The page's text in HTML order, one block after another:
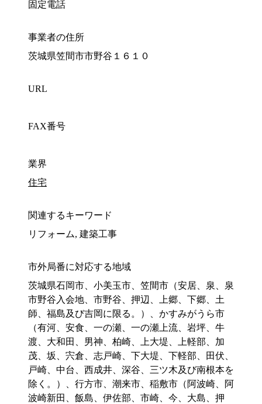
固定電話
事業者の住所
茨城県笠間市市野谷１６１０
URL
FAX番号
業界
住宅
関連するキーワード
リフォーム, 建築工事
市外局番に対応する地域
茨城県石岡市、小美玉市、笠間市（安居、泉、泉
市野谷入会地、市野谷、押辺、上郷、下郷、土
師、福島及び吉岡に限る。）、かすみがうら市
（有河、安食、一の瀬、一の瀬上流、岩坪、牛
渡、大和田、男神、柏崎、上大堤、上軽部、加
茂、坂、宍倉、志戸崎、下大堤、下軽部、田伏、
戸崎、中台、西成井、深谷、三ツ木及び南根本を
除く。）、行方市、潮来市、稲敷市（阿波崎、阿
波崎新田、飯島、伊佐部、市崎、今、大島、押